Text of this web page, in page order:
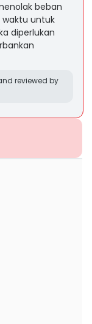
beban
waktu untuk
diperlukan
reviewed by